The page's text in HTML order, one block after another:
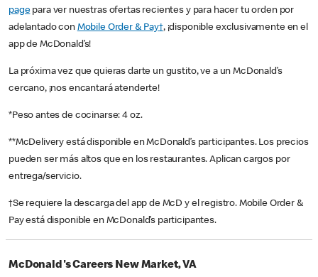
pagepara ver nuestras ofertas recientes y para hacer tu orden por
adelantado con Mobile Order & Pay†, ¡disponible exclusivamente en el
app de McDonald’s!
La próxima vez que quieras darte un gustito, ve a un McDonald’s
cercano, ¡nos encantará atenderte!
*Peso antes de cocinarse: 4 oz.
**McDelivery está disponible en McDonald’s participantes. Los precios
pueden ser más altos que en los restaurantes. Aplican cargos por
entrega/servicio.
†Se requiere la descarga del app de McD y el registro. Mobile Order &
Pay está disponible en McDonald’s participantes.
McDonald's Careers New Market, VA